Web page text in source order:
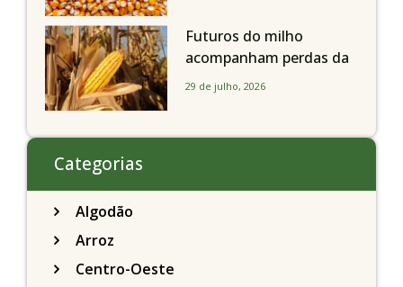
a soja nesta quarta-feira
Futuros do milho
acompanham perdas da
soja e fecham quarta-
29 de julho, 2026
Categorias
Algodão
Arroz
Centro-Oeste